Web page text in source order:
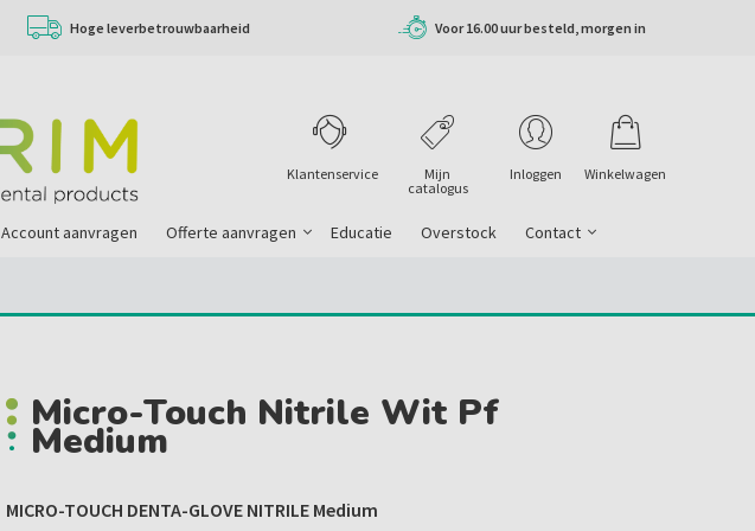
Hoge leverbetrouwbaarheid Voor 16.00 uur besteld, morgen in
Winkelwagen
Inloggen
Mijn
catalogus
Klantenservice
Account aanvragen Offerte aanvragen Educatie Overstock Contact
Micro-Touch Nitrile Wit Pf
Medium
MICRO-TOUCH DENTA-GLOVE NITRILE Medium